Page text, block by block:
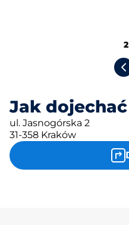
Jak
ul. Jasnogórska 2
31-358 Kraków
2